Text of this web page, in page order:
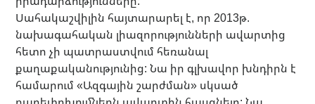
Սահակաշվիլին հայտարարել է, որ 2013թ.
նախագահական լիազորությունների ավարտից
հետո չի պատրաստվում հեռանալ
քաղաքականությունից: Նա իր գլխավոր խնդիրն է
համարում «Ազգային շարժման» սկսած